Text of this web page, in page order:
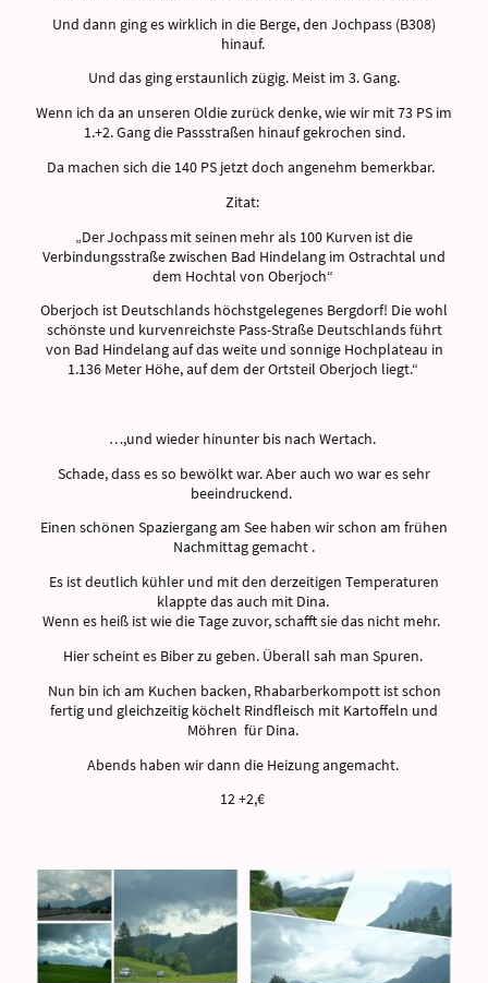
Und dann ging es wirklich in die Berge, den Jochpass (B308)
hinauf.
Und das ging erstaunlich zügig. Meist im 3. Gang.
Wenn ich da an unseren Oldie zurück denke, wie wir mit 73 PS im
1.+2. Gang die Passstraßen hinauf gekrochen sind.
Da machen sich die 140 PS jetzt doch angenehm bemerkbar.
Zitat:
„Der Jochpass mit seinen mehr als 100 Kurven ist die
Verbindungsstraße zwischen Bad Hindelang im Ostrachtal und
dem Hochtal von Oberjoch“
Oberjoch ist Deutschlands höchstgelegenes Bergdorf! Die wohl
schönste und kurvenreichste Pass-Straße Deutschlands führt
von Bad Hindelang auf das weite und sonnige Hochplateau in
1.136 Meter Höhe, auf dem der Ortsteil Oberjoch liegt.“
…,und wieder hinunter bis nach Wertach.
Schade, dass es so bewölkt war. Aber auch wo war es sehr
beeindruckend.
Einen schönen Spaziergang am See haben wir schon am frühen
Nachmittag gemacht .
Es ist deutlich kühler und mit den derzeitigen Temperaturen
klappte das auch mit Dina.
Wenn es heiß ist wie die Tage zuvor, schafft sie das nicht mehr.
Hier scheint es Biber zu geben. Überall sah man Spuren.
Nun bin ich am Kuchen backen, Rhabarberkompott ist schon
fertig und gleichzeitig köchelt Rindfleisch mit Kartoffeln und
Möhren für Dina.
Abends haben wir dann die Heizung angemacht.
12 +2,€